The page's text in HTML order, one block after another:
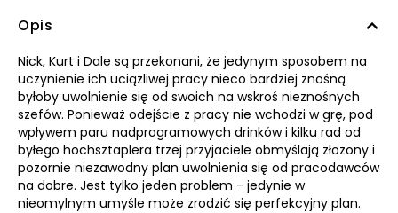
Opis
Nick, Kurt i Dale są przekonani, że jedynym sposobem na
uczynienie ich uciążliwej pracy nieco bardziej znośną
byłoby uwolnienie się od swoich na wskroś nieznośnych
szefów. Ponieważ odejście z pracy nie wchodzi w grę, pod
wpływem paru nadprogramowych drinków i kilku rad od
byłego hochsztaplera trzej przyjaciele obmyślają złożony i
pozornie niezawodny plan uwolnienia się od pracodawców
na dobre. Jest tylko jeden problem - jedynie w
nieomylnym umyśle może zrodzić się perfekcyjny plan.